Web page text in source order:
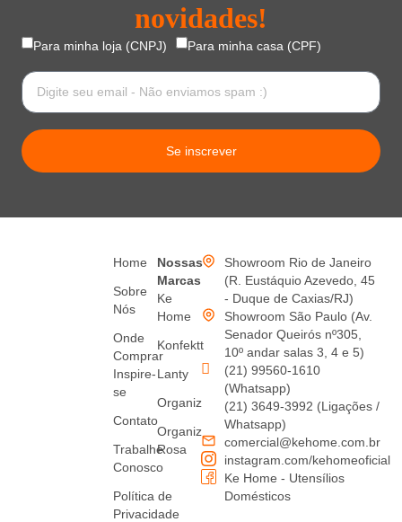
novidades!
Para minha loja (CNPJ) Para minha casa (CPF)
Se inscrever
Home
Sobre
Nós
Onde
Comprar
Inspire-
se
Contato
Trabalhe
Conosco
Política de
Privacidade
Nossas
Marcas
Ke
Home
Konfektt
Lanty
Organiz
Organiz
Rosa
Showroom Rio de Janeiro
(R. Eustáquio Azevedo, 45
- Duque de Caxias/RJ)
Showroom São Paulo (Av.
Senador Queirós nº305,
10º andar salas 3, 4 e 5)
(21) 99560-1610
(Whatsapp)
(21) 3649-3992 (Ligações /
Whatsapp)
comercial@kehome.com.br
instagram.com/kehomeoficial
Ke Home - Utensílios
Domésticos